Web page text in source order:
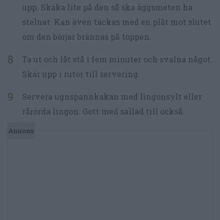
upp. Skaka lite på den så ska äggsmeten ha
stelnat. Kan även täckas med en plåt mot slutet
om den börjar brännas på toppen.
Ta ut och låt stå i fem minuter och svalna något.
Skär upp i rutor till servering.
Servera ugnspannkakan med lingonsylt eller
rårörda lingon. Gott med sallad till också.